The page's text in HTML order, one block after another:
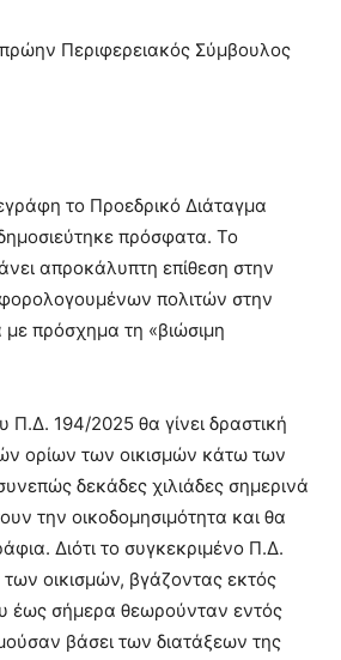
Περιφερειακός Σύμβουλος
το Προεδρικό Διάταγμα
πρόσφατα. Το
απροκάλυπτη επίθεση στην
φορολογουμένων πολιτών στην
με πρόσχημα τη «βιώσιμη
194/2025 θα γίνει δραστική
ορίων των οικισμών κάτω των
δεκάδες χιλιάδες σημερινά
την οικοδομησιμότητα και θα
Διότι το συγκεκριμένο Π.Δ.
των οικισμών, βγάζοντας εκτός
έως σήμερα θεωρούνταν εντός
βάσει των διατάξεων της